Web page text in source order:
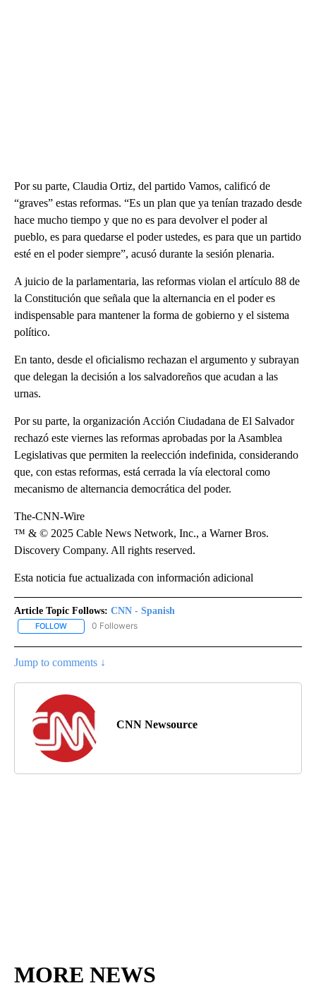
Por su parte, Claudia Ortiz, del partido Vamos, calificó de
“graves” estas reformas. “Es un plan que ya tenían trazado desde
hace mucho tiempo y que no es para devolver el poder al
pueblo, es para quedarse el poder ustedes, es para que un partido
esté en el poder siempre”, acusó durante la sesión plenaria.
A juicio de la parlamentaria, las reformas violan el artículo 88 de
la Constitución que señala que la alternancia en el poder es
indispensable para mantener la forma de gobierno y el sistema
político.
En tanto, desde el oficialismo rechazan el argumento y subrayan
que delegan la decisión a los salvadoreños que acudan a las
urnas.
Por su parte, la organización Acción Ciudadana de El Salvador
rechazó este viernes las reformas aprobadas por la Asamblea
Legislativas que permiten la reelección indefinida, considerando
que, con estas reformas, está cerrada la vía electoral como
mecanismo de alternancia democrática del poder.
The-CNN-Wire
™ & © 2025 Cable News Network, Inc., a Warner Bros.
Discovery Company. All rights reserved.
Esta noticia fue actualizada con información adicional
Article Topic Follows: CNN - Spanish
FOLLOW FOLLOW "CNN - SPANISH" TO RECEIVE NOTIFICATIONS ABOUT
0 Followers
Jump to comments ↓
CNN Newsource
MORE NEWS